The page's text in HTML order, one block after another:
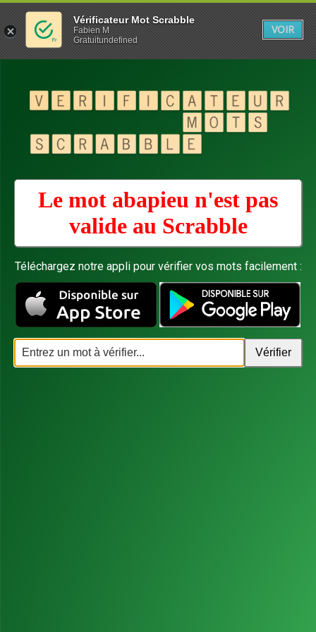
Le mot abapieu n'est pas
valide au Scrabble
Téléchargez notre appli pour vérifier vos mots facilement :
Vérificateur Mot Scrabble
Fabien M
Gratuitundefined
VOIR